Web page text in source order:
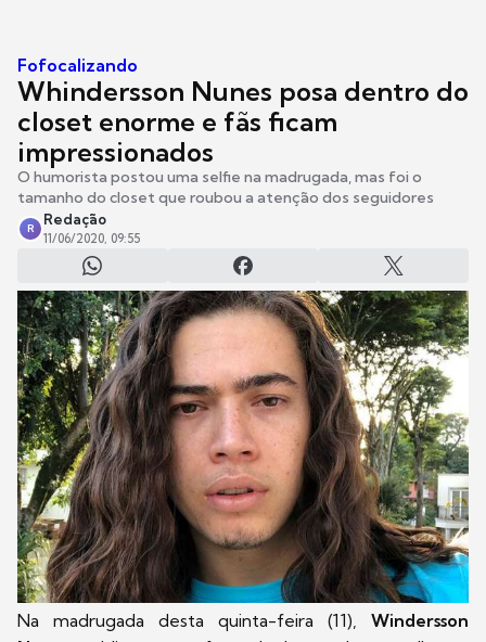
Fofocalizando
Whindersson Nunes posa dentro do
closet enorme e fãs ficam
impressionados
O humorista postou uma selfie na madrugada, mas foi o
tamanho do closet que roubou a atenção dos seguidores
R
Redação
11/06/2020, 09:55
Na madrugada desta quinta-feira (11),
Windersson